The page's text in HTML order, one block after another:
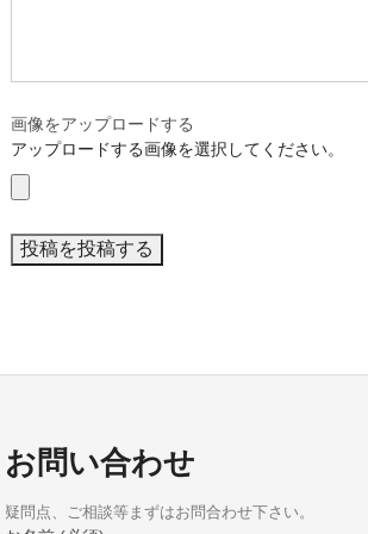
画像をアップロードする
アップロードする画像を選択してください。
お問い合わせ
疑問点、ご相談等まずはお問合わせ下さい。